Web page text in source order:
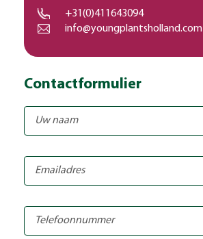
Contactformulier
+31(0)411643094
info@youngplantsholland.com